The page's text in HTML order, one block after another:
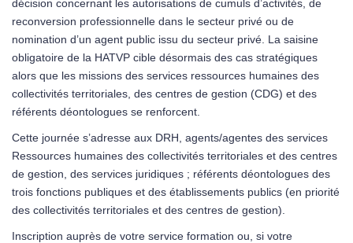
décision concernant les autorisations de cumuls d’activités, de
reconversion professionnelle dans le secteur privé ou de
nomination d’un agent public issu du secteur privé. La saisine
obligatoire de la HATVP cible désormais des cas stratégiques
alors que les missions des services ressources humaines des
collectivités territoriales, des centres de gestion (CDG) et des
référents déontologues se renforcent.
Cette journée s’adresse aux DRH, agents/agentes des services
Ressources humaines des collectivités territoriales et des centres
de gestion, des services juridiques ; référents déontologues des
trois fonctions publiques et des établissements publics (en priorité
des collectivités territoriales et des centres de gestion).
Inscription auprès de votre service formation ou, si votre